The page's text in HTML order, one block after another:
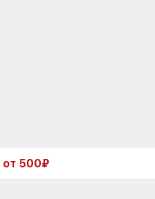
от 500₽